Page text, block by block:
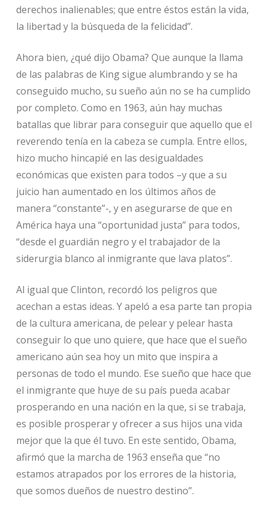
derechos inalienables; que entre éstos están la vida,
la libertad y la búsqueda de la felicidad”.
Ahora bien, ¿qué dijo Obama? Que aunque la llama
de las palabras de King sigue alumbrando y se ha
conseguido mucho, su sueño aún no se ha cumplido
por completo. Como en 1963, aún hay muchas
batallas que librar para conseguir que aquello que el
reverendo tenía en la cabeza se cumpla. Entre ellos,
hizo mucho hincapié en las desigualdades
económicas que existen para todos –y que a su
juicio han aumentado en los últimos años de
manera “constante”-, y en asegurarse de que en
América haya una “oportunidad justa” para todos,
“desde el guardián negro y el trabajador de la
siderurgia blanco al inmigrante que lava platos”.
Al igual que Clinton, recordó los peligros que
acechan a estas ideas. Y apeló a esa parte tan propia
de la cultura americana, de pelear y pelear hasta
conseguir lo que uno quiere, que hace que el sueño
americano aún sea hoy un mito que inspira a
personas de todo el mundo. Ese sueño que hace que
el inmigrante que huye de su país pueda acabar
prosperando en una nación en la que, si se trabaja,
es posible prosperar y ofrecer a sus hijos una vida
mejor que la que él tuvo. En este sentido, Obama,
afirmó que la marcha de 1963 enseña que “no
estamos atrapados por los errores de la historia,
que somos dueños de nuestro destino”.